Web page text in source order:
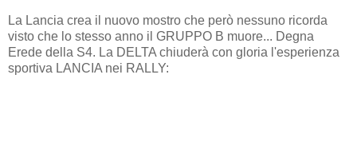
La Lancia crea il nuovo mostro che però nessuno ricorda
visto che lo stesso anno il GRUPPO B muore... Degna
Erede della S4. La DELTA chiuderà con gloria l'esperienza
sportiva LANCIA nei RALLY: